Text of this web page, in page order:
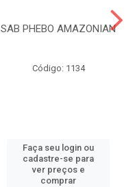
SAB PHEBO AMAZONIAN
Código: 1134
Faça seu login ou
cadastre-se para
ver preços e
comprar